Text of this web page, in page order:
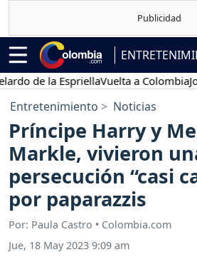
la EspriellaVuelta a ColombiaJorge
Entretenimiento Noticias
Príncipe Harry y
Markle, vivieron
persecución “casi
por paparazzis
Por: Paula Castro • Colombia.com
Jue, 18 May 2023 9:09 am